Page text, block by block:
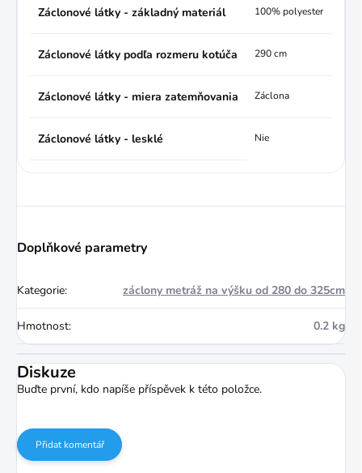
Záclonové látky - základný materiál 100% polyester
Záclonové látky podľa rozmeru kotúča 290 cm
Záclonové látky - miera zatemňovania Záclona
Záclonové látky - lesklé Nie
Doplňkové parametry
Kategorie: záclony metráž na výšku od 280 do 325cm
Hmotnost: 0.2 kg
Diskuze
Buďte první, kdo napíše příspěvek k této položce.
Přidat komentář